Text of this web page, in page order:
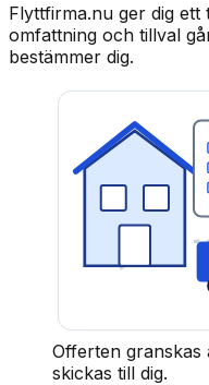
Flyttfirma.nu ger dig
omfattning och tillval
bestämmer dig.
Offerten granskas
skickas till dig.